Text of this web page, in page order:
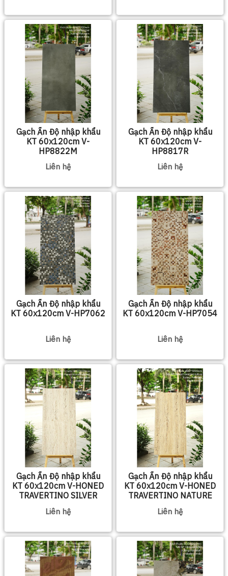
Gạch Ấn Độ nhập khẩu
KT 60x120cm V-
HP8822M
Liên hệ
Gạch Ấn Độ nhập khẩu
KT 60x120cm V-
HP8817R
Liên hệ
Gạch Ấn Độ nhập khẩu
KT 60x120cm V-HP7062
Liên hệ
Gạch Ấn Độ nhập khẩu
KT 60x120cm V-HP7054
Liên hệ
Gạch Ấn Độ nhập khẩu
KT 60x120cm V-HONED
TRAVERTINO SILVER
Liên hệ
Gạch Ấn Độ nhập khẩu
KT 60x120cm V-HONED
TRAVERTINO NATURE
Liên hệ